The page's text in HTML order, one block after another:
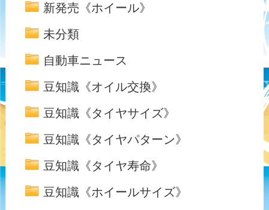
新発売《ホイール》
未分類
自動車ニュース
豆知識《オイル交換》
豆知識《タイヤサイズ》
豆知識《タイヤパターン》
豆知識《タイヤ寿命》
豆知識《ホイールサイズ》